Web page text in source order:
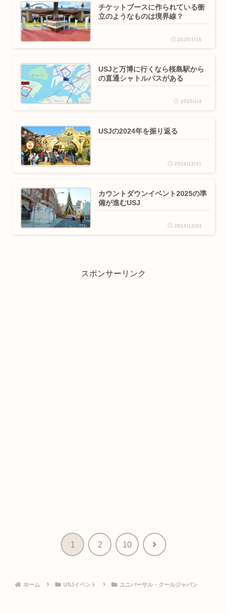
チケットブースに作られている衝
立のようなものは境界線？
2025/1/16
USJと万博に行くなら桜島駅から
の直通シャトルバスがある
2025/1/4
USJの2024年を振り返る
2024/12/31
カウントダウンイベント2025の準
備が進むUSJ
2024/12/24
スポンサーリンク
1 2 10 次
ホーム USJイベント ユニバーサル・クールジャパン